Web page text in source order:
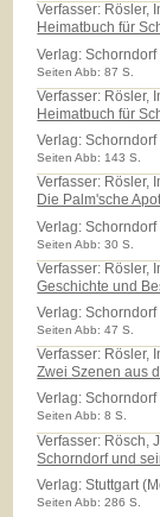
Verfasser: Rösler,
Heimatbuch für
Verlag:Schorndorf
Seiten Abb: 87 S.
Verfasser: Rösler,
Heimatbuch für
Verlag:
Seiten Abb: 143 S.
Verfasser: Rösler,
Die Palm'sche
Verlag:
Seiten Abb: 30 S.
Verfasser: Rösler,
Geschichte und
Verlag:
Seiten Abb: 47 S.
Verfasser: Rösler,
Zwei Szenen aus
Verlag:
Seiten Abb: 8 S.
Verfasser: Rösch,
Schorndorf und
Verlag:Stuttgart
Seiten Abb: 286 S.